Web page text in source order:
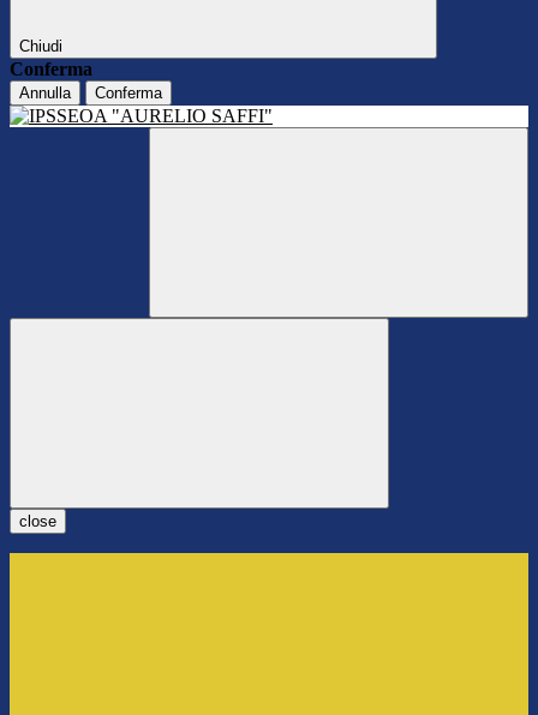
Chiudi
Conferma
Annulla Conferma
close